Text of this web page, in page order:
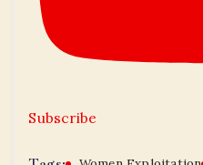
Subscribe